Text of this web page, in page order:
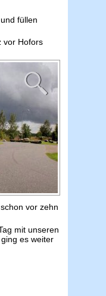
füllen
vor Hofors
vor zehn
mit unseren
es weiter